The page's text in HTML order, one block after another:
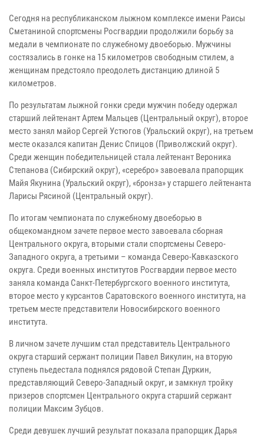
Сегодня на республиканском лыжном комплексе имени Раисы
Сметаниной спортсмены Росгвардии продолжили борьбу за
медали в чемпионате по служебному двоеборью. Мужчины
состязались в гонке на 15 километров свободным стилем, а
женщинам предстояло преодолеть дистанцию длиной 5
километров.
По результатам лыжной гонки среди мужчин победу одержал
старший лейтенант Артем Мальцев (Центральный округ), второе
место занял майор Сергей Устюгов (Уральский округ), на третьем
месте оказался капитан Денис Спицов (Приволжский округ).
Среди женщин победительницей стала лейтенант Вероника
Степанова (Сибирский округ), «серебро» завоевала прапорщик
Майя Якунина (Уральский округ), «бронза» у старшего лейтенанта
Ларисы Рясиной (Центральный округ).
По итогам чемпионата по служебному двоеборью в
общекомандном зачете первое место завоевала сборная
Центрального округа, вторыми стали спортсмены Северо-
Западного округа, а третьими – команда Северо-Кавказского
округа. Среди военных институтов Росгвардии первое место
заняла команда Санкт-Петербургского военного института,
второе место у курсантов Саратовского военного института, на
третьем месте представители Новосибирского военного
института.
В личном зачете лучшим стал представитель Центрального
округа старший сержант полиции Павел Викулин, на вторую
ступень пьедестала поднялся рядовой Степан Дуркин,
представляющий Северо-Западный округ, и замкнул тройку
призеров спортсмен Центрального округа старший сержант
полиции Максим Зубцов.
Среди девушек лучший результат показала прапорщик Дарья